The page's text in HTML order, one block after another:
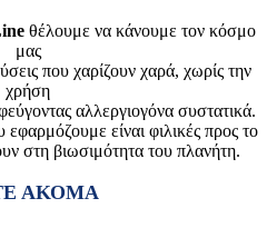
θέλουμε να κάνουμε τον κόσμο
μας
που χαρίζουν χαρά, χωρίς την
χρήση
αλλεργιογόνα συστατικά.
είναι φιλικές προς το
στη βιωσιμότητα του πλανήτη.
ΑΚΟΜΑ